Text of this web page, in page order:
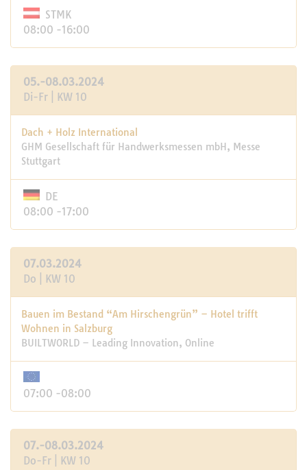
STMK
08:00 -16:00
05.-08.03.2024
Di-Fr | KW 10
Dach + Holz International
GHM Gesellschaft für Handwerksmessen mbH, Messe
Stuttgart
DE
08:00 -17:00
07.03.2024
Do | KW 10
Bauen im Bestand “Am Hirschengrün” – Hotel trifft
Wohnen in Salzburg
BUILTWORLD – Leading Innovation, Online
07:00 -08:00
07.-08.03.2024
Do-Fr | KW 10